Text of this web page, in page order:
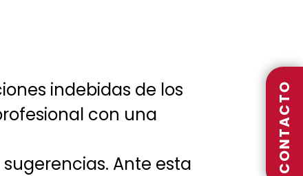
indebidas de los
con una
Ante esta
CONTACTO